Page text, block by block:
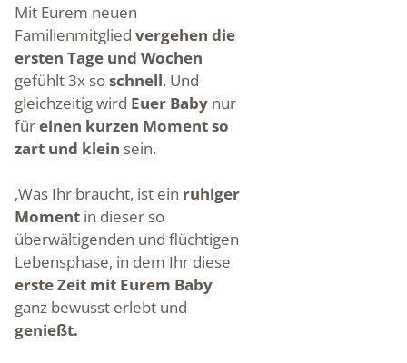
Mit Eurem neuen
Familienmitglied vergehen die
ersten Tage und Wochen
gefühlt 3x soschnell. Und
gleichzeitig wird Euer Baby nur
füreinen kurzen Moment so
zart und klein sein.
‚Was Ihr braucht, ist ein ruhiger
Moment in dieser so
überwältigenden und flüchtigen
Lebensphase, in dem Ihr diese
erste Zeit mit Eurem Baby
ganz bewusst erlebt und
genießt.